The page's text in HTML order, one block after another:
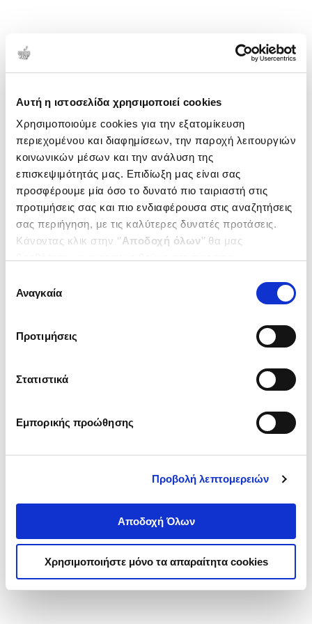
Αυτή η ιστοσελίδα χρησιμοποιεί cookies
Χρησιμοποιούμε cookies για την εξατομίκευση
περιεχομένου και διαφημίσεων, την παροχή λειτουργιών
κοινωνικών μέσων και την ανάλυση της
επισκεψιμότητάς μας. Επιδίωξη μας είναι σας
προσφέρουμε μία όσο το δυνατό πιο ταιριαστή στις
προτιμήσεις σας και πιο ενδιαφέρουσα στις αναζητήσεις
σας περιήγηση, με τις καλύτερες δυνατές προτάσεις.
Κάνοντας κλικ στην ‘’Αποδοχή όλων’’ θα μας
ενδιαφέρουν και να επιλέξετε από τα παρακάτω με την
΄΄και να ενημερωθείτε σχετικά με
συγκατάθεσης
Αναγκαία
Προτιμήσεις
Στατιστικά
Εμπορικής προώθησης
Προβολή λεπτομερειών
Αποδοχή Όλων
Χρησιμοποιήστε μόνο τα απαραίτητα cookies